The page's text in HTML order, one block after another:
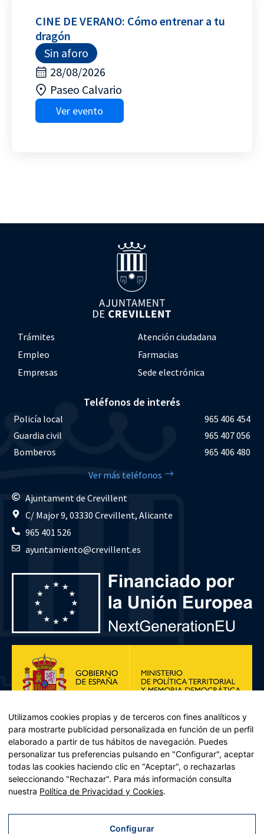
CINE DE VERANO: Cómo entrenar a tu
dragón
Sin aforo
28/08/2026
Paseo Calvario
Ver evento
Trámites
Atención ciudadana
Empleo
Farmacias
Empresas
Sede electrónica
Teléfonos de interés
Policía local
965 406 454
Guardia civil
965 407 056
Bomberos
965 406 480
Ver más teléfonos
Ajuntament de Crevillent
C/ Major 9, 03330 Crevillent, Alicante
965 401 526
ayuntamiento@crevillent.es
Plan de Recuperación, Transformación y Resiliencia – Financiado por
Recuperación y resiliencia, establecido por el Reglamento (UE)
2021/241 del Parlamento Europeo y del Consejo, de 12 de febrero
Utilizamos cookies propias y de terceros con fines analíticos y
para mostrarte publicidad personalizada en función de un perfil
elaborado a partir de tus hábitos de navegación. Puedes
personalizar tus preferencias pulsando en "Configurar", aceptar
todas las cookies haciendo clic en "Aceptar", o rechazarlas
seleccionando "Rechazar". Para más información consulta
nuestra Política de Privacidad y Cookies.
Configurar